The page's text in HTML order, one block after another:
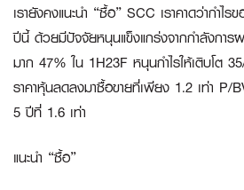
เรายังคงแนะนำ “ซื้อ” SCC เราคาดว่ากำไร
ปีนี้ ด้วยมีปัจจัยหนุนแข็งแกร่งจากกำลังการ
มาก 47% ใน 1H23F หนุนกำไรให้เติบโต
ราคาหุ้นลดลงมาซื้อขายที่เพียง 1.2 เท่า
5 ปีที่ 1.6 เท่า
แนะนำ “ซื้อ”